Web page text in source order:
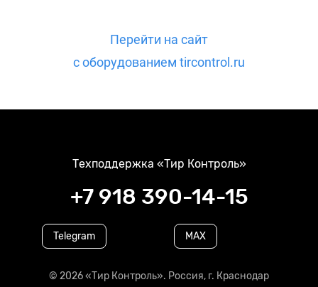
Перейти на сайт
с оборудованием tircontrol.ru
Техподдержка «Тир Контроль»
+7 918 390-14-15
Telegram MAX
© 2026 «Тир Контроль». Россия, г. Краснодар